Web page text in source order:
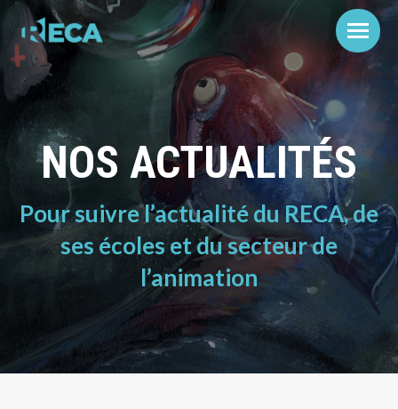
NOS ACTUALITÉS
Pour suivre l’actualité du RECA, de
ses écoles et du secteur de
l’animation